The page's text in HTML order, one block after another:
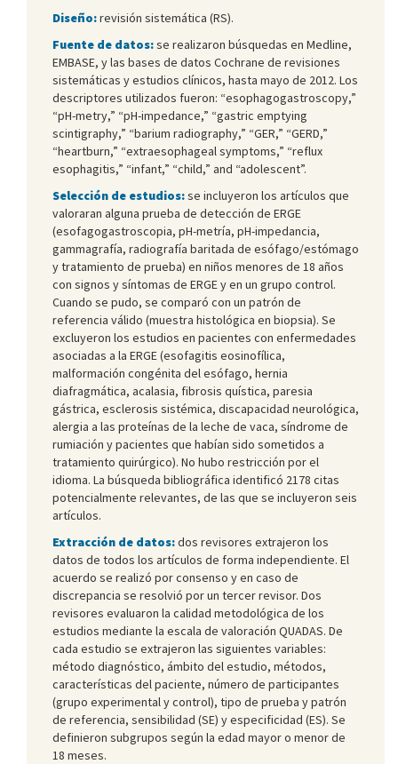
Diseño:revisión sistemática (RS).
Fuente de datos:se realizaron búsquedas en Medline,
EMBASE, y las bases de datos Cochrane de revisiones
sistemáticas y estudios clínicos, hasta mayo de 2012. Los
descriptores utilizados fueron: “esophagogastroscopy,”
“pH-metry,” “pH-impedance,” “gastric emptying
scintigraphy,” “barium radiography,” “GER,” “GERD,”
“heartburn,” “extraesophageal symptoms,” “reflux
esophagitis,” “infant,” “child,” and “adolescent”.
Selección de estudios:se incluyeron los artículos que
valoraran alguna prueba de detección de ERGE
(esofagogastroscopia, pH-metría, pH-impedancia,
gammagrafía, radiografía baritada de esófago/estómago
y tratamiento de prueba) en niños menores de 18 años
con signos y síntomas de ERGE y en un grupo control.
Cuando se pudo, se comparó con un patrón de
referencia válido (muestra histológica en biopsia). Se
excluyeron los estudios en pacientes con enfermedades
asociadas a la ERGE (esofagitis eosinofílica,
malformación congénita del esófago, hernia
diafragmática, acalasia, fibrosis quística, paresia
gástrica, esclerosis sistémica, discapacidad neurológica,
alergia a las proteínas de la leche de vaca, síndrome de
rumiación y pacientes que habían sido sometidos a
tratamiento quirúrgico). No hubo restricción por el
idioma. La búsqueda bibliográfica identificó 2178 citas
potencialmente relevantes, de las que se incluyeron seis
artículos.
Extracción de datos:dos revisores extrajeron los
datos de todos los artículos de forma independiente. El
acuerdo se realizó por consenso y en caso de
discrepancia se resolvió por un tercer revisor. Dos
revisores evaluaron la calidad metodológica de los
estudios mediante la escala de valoración QUADAS. De
cada estudio se extrajeron las siguientes variables:
método diagnóstico, ámbito del estudio, métodos,
características del paciente, número de participantes
(grupo experimental y control), tipo de prueba y patrón
de referencia, sensibilidad (SE) y especificidad (ES). Se
definieron subgrupos según la edad mayor o menor de
18 meses.